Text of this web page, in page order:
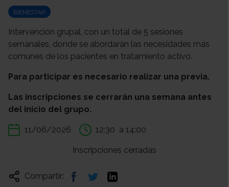
BIENESTAR
Intervención grupal, con un total de 5 sesiones
semanales, donde se abordarán las necesidades más
comunes de los pacientes en tratamiento activo.
Para participar es necesario realizar una previa.
Las inscripciones se cerrarán una semana antes
del inicio del grupo.
11/06/2026 12:30 a 14:00
Inscripciones cerradas
Compartir: